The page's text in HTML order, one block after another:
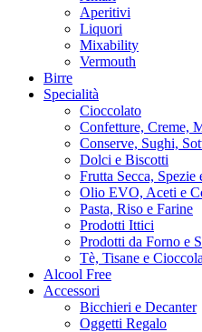
Aperitivi
Liquori
Mixability
Vermouth
Birre
Specialità
Cioccolato
Confetture, Creme,
Conserve, Sughi,
Dolci e Biscotti
Frutta Secca, Spezie
Olio EVO, Aceti e
Pasta, Riso e Farine
Prodotti Ittici
Prodotti da Forno e
Tè, Tisane e
Alcool Free
Accessori
Bicchieri e Decanter
Oggetti Regalo